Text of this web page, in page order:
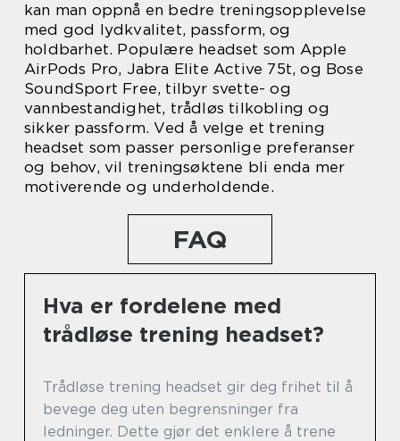
kan man oppnå en bedre treningsopplevelse
med god lydkvalitet, passform, og
holdbarhet. Populære headset som Apple
AirPods Pro, Jabra Elite Active 75t, og Bose
SoundSport Free, tilbyr svette- og
vannbestandighet, trådløs tilkobling og
sikker passform. Ved å velge et trening
headset som passer personlige preferanser
og behov, vil treningsøktene bli enda mer
motiverende og underholdende.
FAQ
Hva er fordelene med
trådløse trening headset?
Trådløse trening headset gir deg frihet til å
bevege deg uten begrensninger fra
ledninger. Dette gjør det enklere å trene